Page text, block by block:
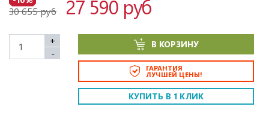
30 655 руб 27 590 руб
+
-
В КОРЗИНУ
ГАРАНТИЯ
ЛУЧШЕЙ ЦЕНЫ!
КУПИТЬ В 1 КЛИК